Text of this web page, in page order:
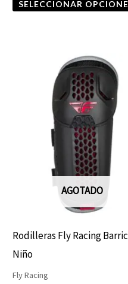
SELECCIONAR
AGOTADO
Rodilleras Fly Racing
Niño
Fly Racing